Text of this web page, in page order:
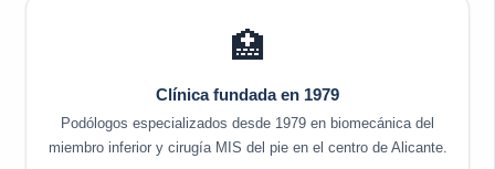
🏥
Clínica fundada en 1979
Podólogos especializados desde 1979 en biomecánica del
miembro inferior y cirugía MIS del pie en el centro de Alicante.